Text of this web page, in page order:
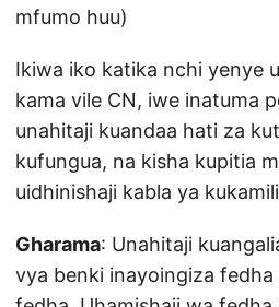
mfumo huu)
Ikiwa iko katika nchi yenye
kama vile CN, iwe inatuma
unahitaji kuandaa hati za
kufungua, na kisha kupitia
uidhinishaji kabla ya
Gharama: Unahitaji
vya benki inayoingiza